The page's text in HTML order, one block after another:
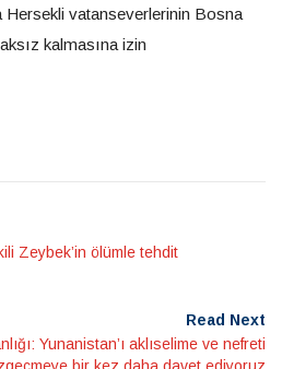
vatanseverlerinin Bosna
kalmasına izin
Zeybek’in ölümle tehdit
Read Next
Yunanistan’ı aklıselime ve nefreti
bir kez daha davet ediyoruz